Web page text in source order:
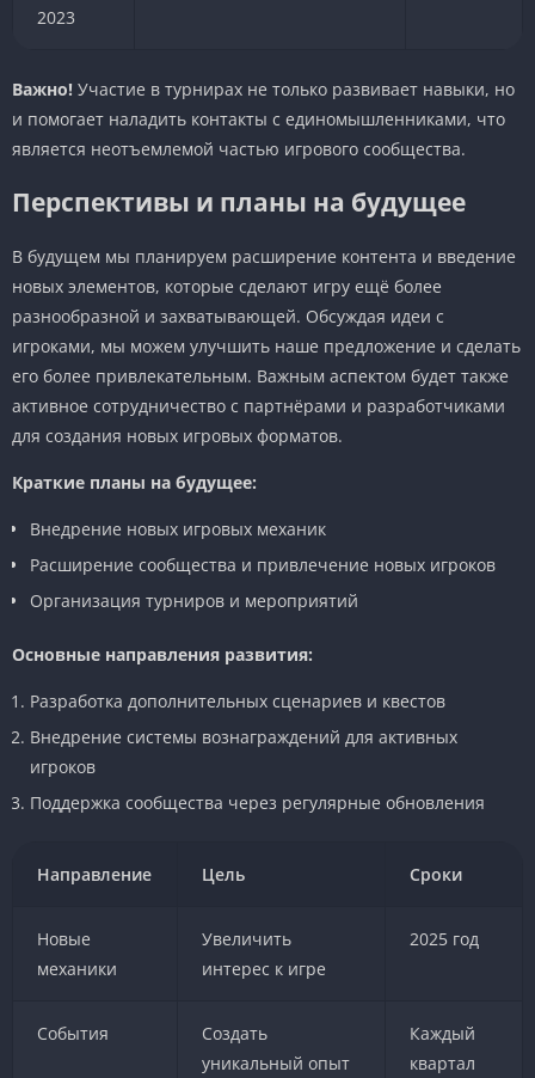
2023
Важно! Участие в турнирах не только развивает навыки, но
и помогает наладить контакты с единомышленниками, что
является неотъемлемой частью игрового сообщества.
Перспективы и планы на будущее
В будущем мы планируем расширение контента и введение
новых элементов, которые сделают игру ещё более
разнообразной и захватывающей. Обсуждая идеи с
игроками, мы можем улучшить наше предложение и сделать
его более привлекательным. Важным аспектом будет также
активное сотрудничество с партнёрами и разработчиками
для создания новых игровых форматов.
Краткие планы на будущее:
Внедрение новых игровых механик
Расширение сообщества и привлечение новых игроков
Организация турниров и мероприятий
Основные направления развития:
Разработка дополнительных сценариев и квестов
Внедрение системы вознаграждений для активных
игроков
Поддержка сообщества через регулярные обновления
Направление Цель Сроки
Новые
механики
Увеличить
интерес к игре
2025 год
События
Создать
уникальный опыт
Каждый
квартал